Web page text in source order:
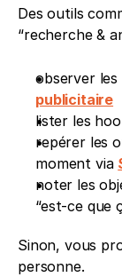
Des outils
“recherche &
observer
publicitaire
lister les
repérer les
moment via
noter les
“est-ce que
Sinon, vous
personne.